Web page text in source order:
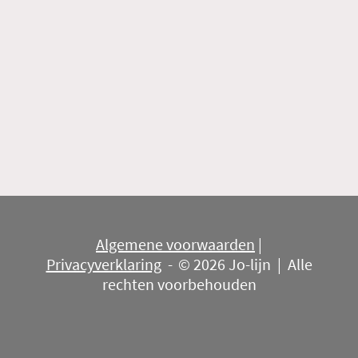
Algemene voorwaarden |
Privacyverklaring- © 2026 Jo-lijn | Alle
rechten voorbehouden